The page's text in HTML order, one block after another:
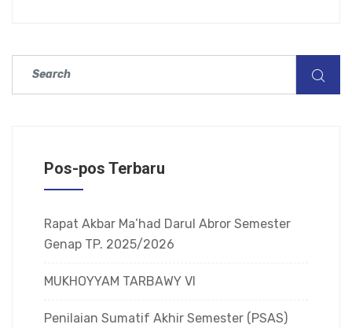
Pos-pos Terbaru
Rapat Akbar Ma’had Darul Abror Semester
Genap TP. 2025/2026
MUKHOYYAM TARBAWY VI
Penilaian Sumatif Akhir Semester (PSAS)